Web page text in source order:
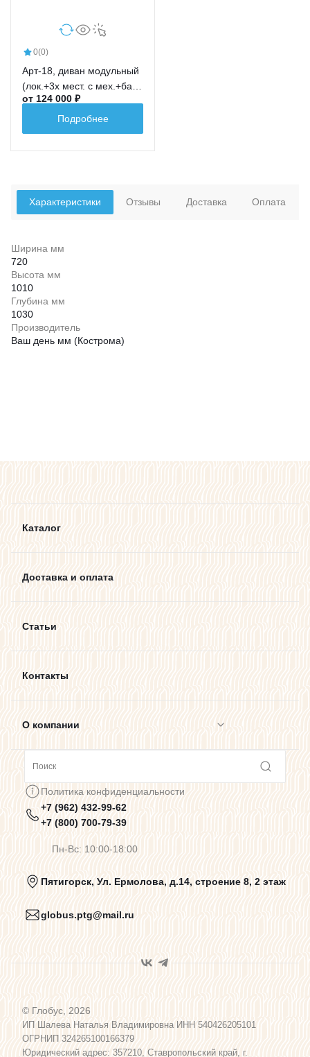
0(0)
Арт-18, диван модульный
(лок.+3х мест. с мех.+бар
новый+ср.кр.+лок.)
от 124 000 ₽
Подробнее
Характеристики
Ширина мм
720
Высота мм
1010
Глубина мм
1030
Производитель
Ваш день мм (Кострома)
Отзывы Доставка Оплата
Каталог
Доставка и оплата
Статьи
Контакты
О компании
Предупреждения о цветопередаче
Политика конфиденциальности
Пользовательское соглашение
Программа лояльности
Политика конфиденциальности
+7 (962) 432-99-62
+7 (800) 700-79-39
Пн-Вс: 10:00-18:00
Пятигорск, Ул. Ермолова, д.14, строение 8, 2 этаж
globus.ptg@mail.ru
© Глобус, 2026
ИП Шалева Наталья Владимировна ИНН 540426205101
ОГРНИП 324265100166379
Юридический адрес: 357210, Ставропольский край, г.